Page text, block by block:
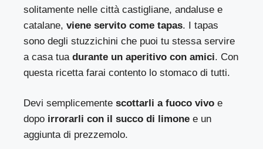
solitamente nelle città castigliane, andaluse e
catalane, viene servito come tapas. I tapas
sono degli stuzzichini che puoi tu stessa servire
a casa tuadurante un aperitivo con amici. Con
questa ricetta farai contento lo stomaco di tutti.
Devi semplicemente scottarli a fuoco vivo e
dopo irrorarli con il succo di limone e un
aggiunta di prezzemolo.